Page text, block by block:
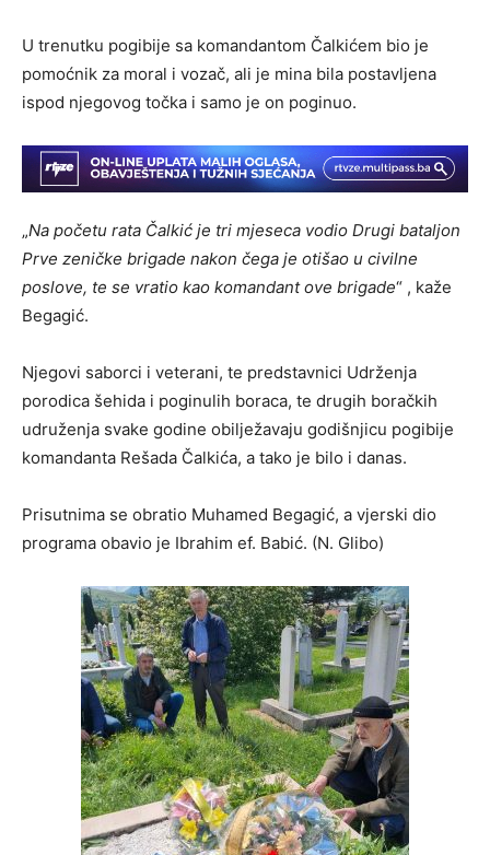
U trenutku pogibije sa komandantom Čalkićem bio je
pomoćnik za moral i vozač, ali je mina bila postavljena
ispod njegovog točka i samo je on poginuo.
„Na početu rata Čalkić je tri mjeseca vodio Drugi bataljon
Prve zeničke brigade nakon čega je otišao u civilne
poslove, te se vratio kao komandant ove brigade“ , kaže
Begagić.
Njegovi saborci i veterani, te predstavnici Udrženja
porodica šehida i poginulih boraca, te drugih boračkih
udruženja svake godine obilježavaju godišnjicu pogibije
komandanta Rešada Čalkića, a tako je bilo i danas.
Prisutnima se obratio Muhamed Begagić, a vjerski dio
programa obavio je Ibrahim ef. Babić. (N. Glibo)